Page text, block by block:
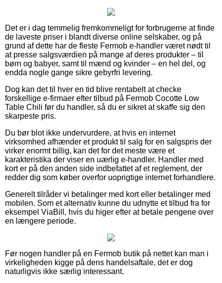
Det er i dag temmelig fremkommeligt for forbrugerne at finde
de laveste priser i blandt diverse online selskaber, og på
grund af dette har de fleste Fermob e-handler været nødt til
at presse salgsværdien på mange af deres produkter – til
børn og babyer, samt til mænd og kvinder – en hel del, og
endda nogle gange sikre gebyrfri levering.
Dog kan det til hver en tid blive rentabelt at checke
forskellige e-firmaer efter tilbud på Fermob Cocotte Low
Table Chili før du handler, så du er sikret at skaffe sig den
skarpeste pris.
Du bør blot ikke undervurdere, at hvis en internet
virksomhed afhænder et produkt til salg for en salgspris der
virker enormt billig, kan det for det meste være et
karakteristika der viser en uærlig e-handler. Handler med
kort er på den anden side indbefattet af et reglement, der
redder dig som køber overfor uoprigtige internet forhandlere.
Generelt tilråder vi betalinger med kort eller betalinger med
mobilen. Som et alternativ kunne du udnytte et tilbud fra for
eksempel ViaBill, hvis du higer efter at betale pengene over
en længere periode.
Før nogen handler på en Fermob butik på nettet kan man i
virkeligheden kigge på dens handelsaftale, det er dog
naturligvis ikke særlig interessant.